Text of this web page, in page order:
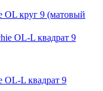
OL круг 9 (матовый
OL-L квадрат 9